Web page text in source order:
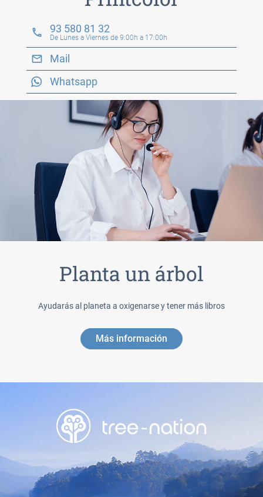
phone 93 580 81 32
De Lunes a Viernes de 9:00h a 17:00h
email
Mail
Whatsapp
Planta un árbol
Ayudarás al planeta a oxigenarse y tener más libros
Más información